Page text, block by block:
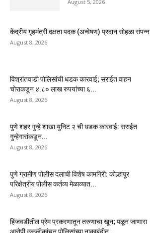
August 5, 2026
केंद्रीय गृहमंत्री दक्षता पदक (अन्वेषण) प्रदान सोहळा संपन्न
August 8, 2026
विश्रांतवाडी पोलिसांची धडक कारवाई; सराईत वाहन
चोराकडून ४.८० लाख रुपयांच्या ६...
August 8, 2026
पुणे शहर गुन्हे शाखा युनिट २ ची धडक कारवाई: सराईत
गुन्हेगारांकडून...
August 8, 2026
पुणे ग्रामीण पोलीस दलाची विशेष कामगिरी: कोल्हापूर
परिक्षेत्रीय पोलीस कर्तव्य मेळाव्यात...
August 8, 2026
हिंजवडीतील प्रेम प्रकरणातून तरुणाचा खून; पळून जाणारा